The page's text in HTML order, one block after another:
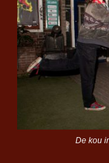
De kou